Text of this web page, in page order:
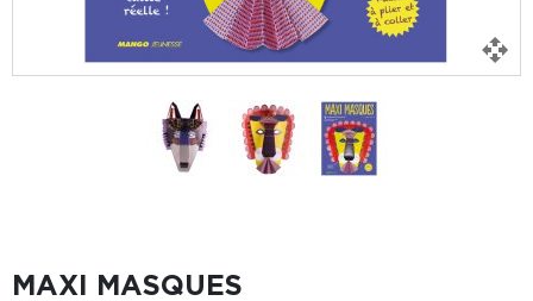
MAXI MASQUES